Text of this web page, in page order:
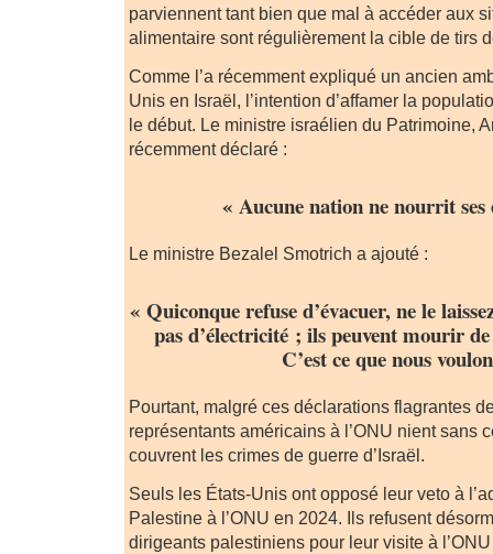
parviennent tant bien que mal à accéder aux
alimentaire sont régulièrement la cible de tirs
Comme l’a récemment expliqué un ancien
Unis en Israël, l’intention d’affamer la
le début. Le ministre israélien du Patrimoine,
récemment déclaré :
« Aucune nation ne nourrit ses
Le ministre Bezalel Smotrich a ajouté :
« Quiconque refuse d’évacuer, ne le
pas d’électricité ; ils peuvent mourir
C’est ce que nous
Pourtant, malgré ces déclarations flagrantes
représentants américains à l’ONU nient sans
couvrent les crimes de guerre d’Israël.
Seuls les États-Unis ont opposé leur veto à
Palestine à l’ONU en 2024. Ils refusent
dirigeants palestiniens pour leur visite à